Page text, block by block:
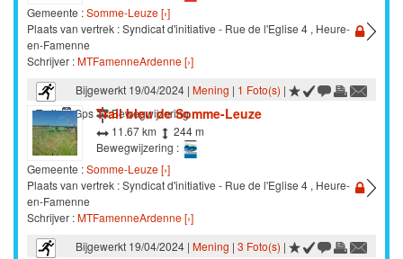
Gemeente :Somme-Leuze [›]
Plaats van vertrek : Syndicat d'initiative - Rue de l'Eglise 4 , Heure-
en-Famenne
Schrijver :MTFamenneArdenne [›]
Bijgewerkt 19/04/2024 | Mening | 1 Foto(s) |
Trail
Gps Bewegwijzering
Trail bleu de Somme-Leuze
11.67 km
244 m
Bewegwijzering :
Gemeente :Somme-Leuze [›]
Plaats van vertrek : Syndicat d'initiative - Rue de l'Eglise 4 , Heure-
en-Famenne
Schrijver :MTFamenneArdenne [›]
Bijgewerkt 19/04/2024 | Mening | 3 Foto(s) |